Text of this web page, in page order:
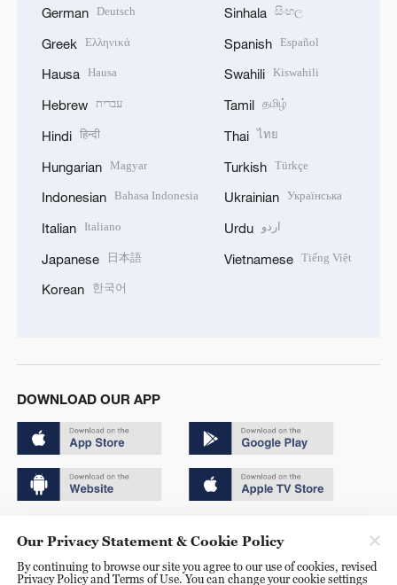
German Deutsch
Greek Ελληνικά
Hausa Hausa
Hebrew עברית
Hindi हिन्दी
Hungarian Magyar
Indonesian Bahasa Indonesia
Italian Italiano
Japanese 日本語
Korean 한국어
Sinhala සිංහල
Spanish Español
Swahili Kiswahili
Tamil தமிழ்
Thai ไทย
Turkish Türkçe
Ukrainian Українська
Urdu اردو
Vietnamese Tiếng Việt
DOWNLOAD OUR APP
京ICP备20000184号
Our Privacy Statement & Cookie Policy
By continuing to browse our site you agree to our use of cookies, revised
Privacy Policy and Terms of Use. You can change your cookie settings